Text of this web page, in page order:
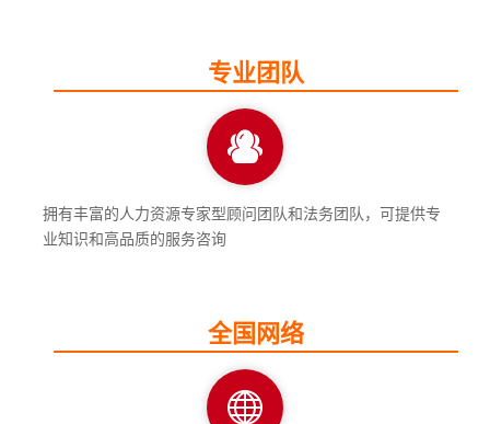
专业团队
拥有丰富的人力资源专家型顾问团队和法务团队，可提供专
业知识和高品质的服务咨询
全国网络